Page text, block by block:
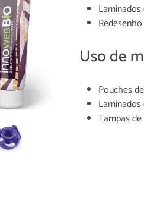
Uso de
Pouches
Tampas